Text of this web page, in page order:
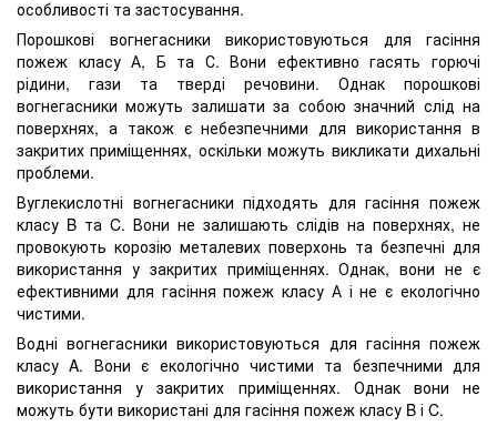
особливості та застосування.
Порошкові вогнегасники використовуються для гасіння
пожеж класу А, Б та С. Вони ефективно гасять горючі
рідини, гази та тверді речовини. Однак порошкові
вогнегасники можуть залишати за собою значний слід на
поверхнях, а також є небезпечними для використання в
закритих приміщеннях, оскільки можуть викликати дихальні
проблеми.
Вуглекислотні вогнегасники підходять для гасіння пожеж
класу B та C. Вони не залишають слідів на поверхнях, не
провокують корозію металевих поверхонь та безпечні для
використання у закритих приміщеннях. Однак, вони не є
ефективними для гасіння пожеж класу А і не є екологічно
чистими.
Водні вогнегасники використовуються для гасіння пожеж
класу A. Вони є екологічно чистими та безпечними для
використання у закритих приміщеннях. Однак вони не
можуть бути використані для гасіння пожеж класу B і C.